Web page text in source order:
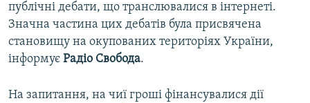
публічні дебати, що транслювалися в інтернеті.
Значна частина цих дебатів була присвячена
становищу на окупованих територіях України,
інформує Радіо Свобода.
На запитання, на чиї гроші фінансувалися дії